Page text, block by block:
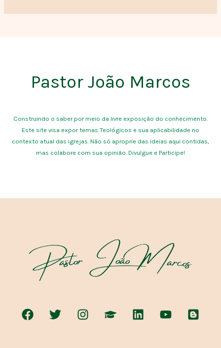
Pastor João Marcos
Construindo o saber por meio da livre exposição do conhecimento.
Este site visa expor temas Teológicos e sua aplicabilidade no
contexto atual das igrejas. Não só aproprie das ideias aqui contidas,
mas colabore com sua opinião. Divulgue e Participe!